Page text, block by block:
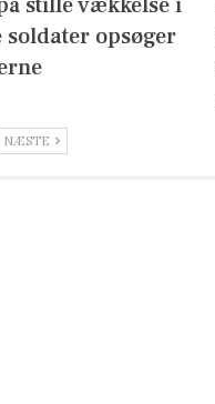
stille vækkelse i
soldater opsøger
NÆSTE